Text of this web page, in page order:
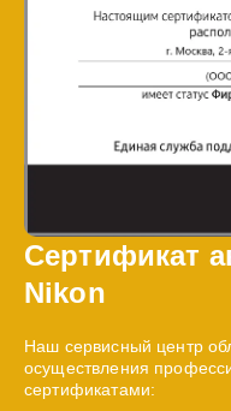
Сертификат
Nikon
Наш сервисный центр
осуществления
сертификатами: